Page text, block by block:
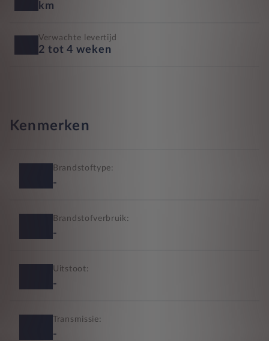
km
Verwachte levertijd
2 tot 4 weken
Kenmerken
Brandstoftype:
-
Brandstofverbruik:
-
Uitstoot:
-
Transmissie:
-